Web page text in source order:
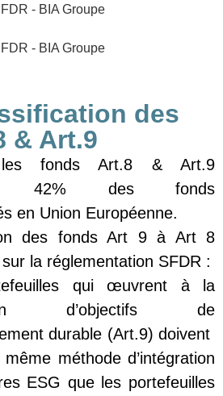
des
& Art.9
fonds Art.8 & Art.9
42% des fonds
en Union Européenne.
des fonds Art 9 à Art 8
sur la réglementation SFDR :
qui œuvrent à la
d’objectifs de
durable (Art.9) doivent
méthode d’intégration
ESG que les portefeuilles